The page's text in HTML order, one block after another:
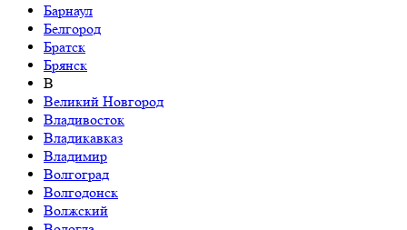
Барнаул
Белгород
Братск
Брянск
В
Великий Новгород
Владивосток
Владикавказ
Владимир
Волгоград
Волгодонск
Волжский